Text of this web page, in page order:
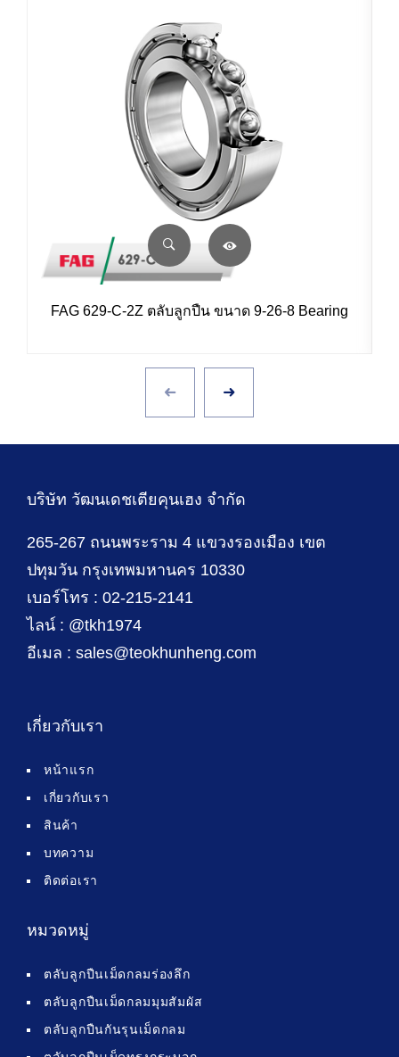
FAG 629-C-2Z ตลับลูกปืน ขนาด 9-26-8 Bearing
บริษัท วัฒนเดชเตียคุนเฮง จำกัด
265-267 ถนนพระราม 4 แขวงรองเมือง เขต
ปทุมวัน กรุงเทพมหานคร 10330
เบอร์โทร : 02-215-2141
ไลน์ : @tkh1974
อีเมล : sales@teokhunheng.com
เกี่ยวกับเรา
หน้าแรก
เกี่ยวกับเรา
สินค้า
บทความ
ติดต่อเรา
หมวดหมู่
ตลับลูกปืนเม็ดกลมร่องลึก
ตลับลูกปืนเม็ดกลมมุมสัมผัส
ตลับลูกปืนกันรุนเม็ดกลม